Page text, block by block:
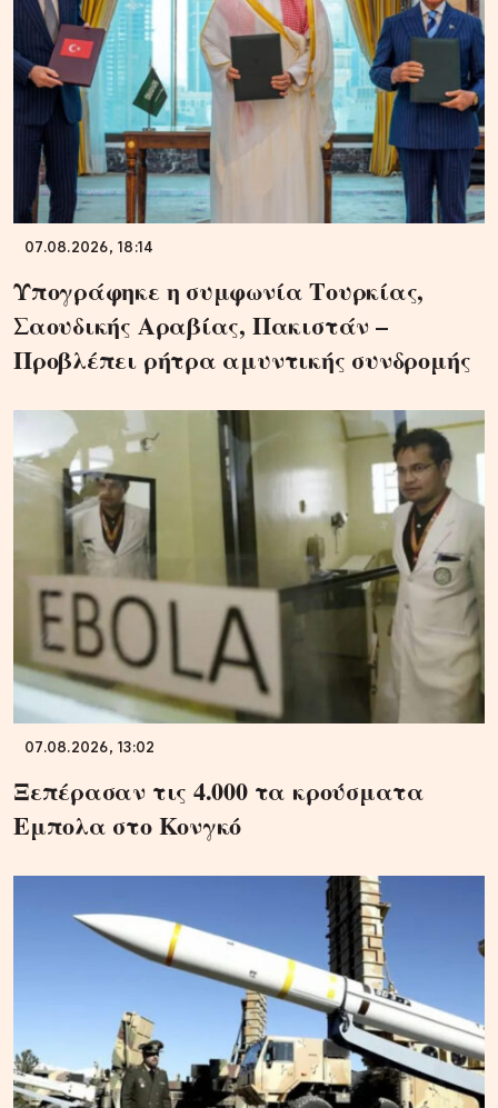
07.08.2026, 18:14
Υπογράφηκε η συμφωνία Τουρκίας,
Σαουδικής Αραβίας, Πακιστάν –
Προβλέπει ρήτρα αμυντικής συνδρομής
07.08.2026, 13:02
Ξεπέρασαν τις 4.000 τα κρούσματα
Εμπολα στο Κονγκό